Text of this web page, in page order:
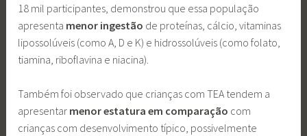
18 mil participantes, demonstrou que essa população
apresenta menor ingestão de proteínas, cálcio, vitaminas
lipossolúveis (como A, D e K) e hidrossolúveis (como folato,
tiamina, riboflavina e niacina).
Também foi observado que crianças com TEA tendem a
apresentar menorestatura em comparação com
crianças com desenvolvimento típico, possivelmente